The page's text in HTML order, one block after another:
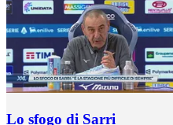
Lo sfogo di Sarri